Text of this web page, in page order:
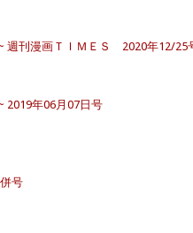
週刊漫画ＴＩＭＥＳ 2020年12/25
2019年06月07日号
号